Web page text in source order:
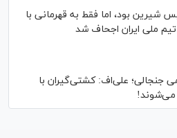
شیرین بود، اما فقط به قهرمانی با
ملی ایران اجحاف شد
جنجالی؛ علی‌اف: کشتی‌گیران با
می‌شوند!